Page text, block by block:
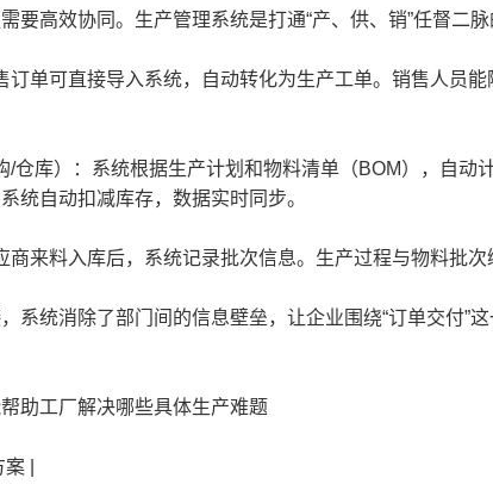
高效协同。生产管理系统是打通“产、供、销”任督二脉
可直接导入系统，自动转化为生产工单。销售人员能
）：系统根据生产计划和物料清单（BOM），自动
统自动扣减库存，数据实时同步。
料入库后，系统记录批次信息。生产过程与物料批次
统消除了部门间的信息壁垒，让企业围绕“订单交付”
工厂解决哪些具体生产难题
|